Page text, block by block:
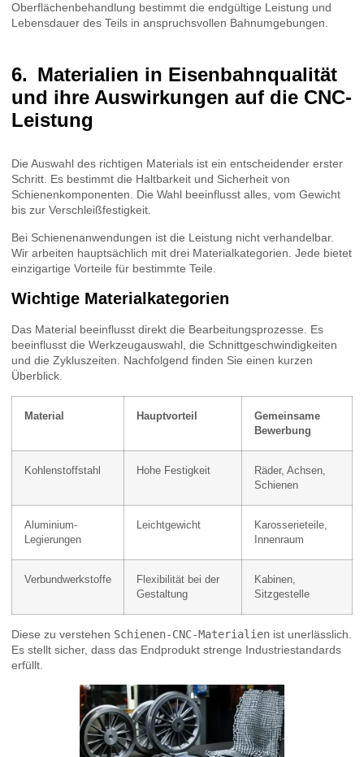
Oberflächenbehandlung bestimmt die endgültige Leistung und
Lebensdauer des Teils in anspruchsvollen Bahnumgebungen.
Materialien in Eisenbahnqualität
und ihre Auswirkungen auf die CNC-
Leistung
Die Auswahl des richtigen Materials ist ein entscheidender erster
Schritt. Es bestimmt die Haltbarkeit und Sicherheit von
Schienenkomponenten. Die Wahl beeinflusst alles, vom Gewicht
bis zur Verschleißfestigkeit.
Bei Schienenanwendungen ist die Leistung nicht verhandelbar.
Wir arbeiten hauptsächlich mit drei Materialkategorien. Jede bietet
einzigartige Vorteile für bestimmte Teile.
Wichtige Materialkategorien
Das Material beeinflusst direkt die Bearbeitungsprozesse. Es
beeinflusst die Werkzeugauswahl, die Schnittgeschwindigkeiten
und die Zykluszeiten. Nachfolgend finden Sie einen kurzen
Überblick.
Material Hauptvorteil
Gemeinsame
Bewerbung
Kohlenstoffstahl Hohe Festigkeit
Räder, Achsen,
Schienen
Aluminium-
Legierungen
Leichtgewicht
Karosserieteile,
Innenraum
Verbundwerkstoffe
Flexibilität bei der
Gestaltung
Kabinen,
Sitzgestelle
Diese zu verstehen Schienen-CNC-Materialien ist unerlässlich.
Es stellt sicher, dass das Endprodukt strenge Industriestandards
erfüllt.